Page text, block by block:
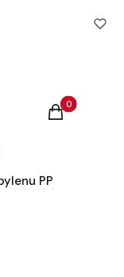
Produkty w
Koszyk
PP